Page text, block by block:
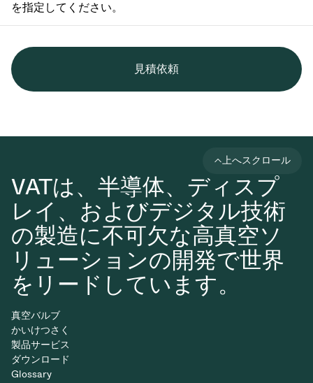
を指定してください。
見積依頼
VATは、半導体、ディスプ
レイ、およびデジタル技術
の製造に不可欠な高真空ソ
リューションの開発で世界
をリードしています。
上へスクロール
真空バルブ
かいけつさく
製品サービス
ダウンロード
Glossary